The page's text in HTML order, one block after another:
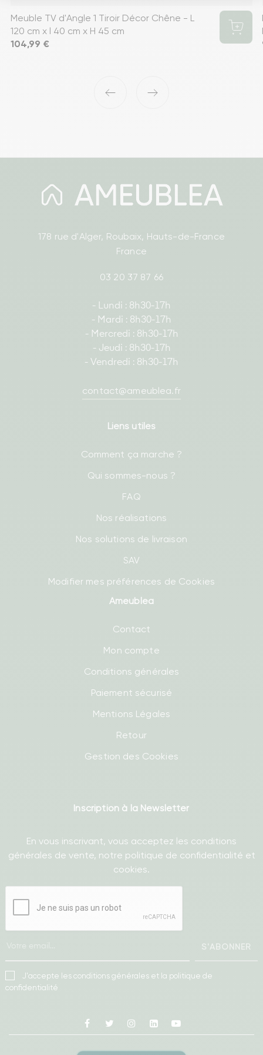
Meuble TV d'Angle 1 Tiroir Décor Chêne - L
120 cm x l 40 cm x H 45 cm
Prix
104,99 €
‹ ›
178 rue d'Alger, Roubaix, Hauts-de-France
France
03 20 37 87 66
- Lundi : 8h30-17h
- Mardi : 8h30-17h
- Mercredi : 8h30-17h
- Jeudi : 8h30-17h
- Vendredi : 8h30-17h
contact@ameublea.fr
Liens utiles
Comment ça marche ?
Qui sommes-nous ?
FAQ
Nos réalisations
Nos solutions de livraison
SAV
Modifier mes préférences de Cookies
Ameublea
Contact
Mon compte
Conditions générales
Paiement sécurisé
Mentions Légales
Retour
Gestion des Cookies
Inscription à la Newsletter
En vous inscrivant, vous acceptez les conditions
générales de vente, notre politique de confidentialité et
cookies.
S'ABONNER
J'accepte les conditions générales et la politique de
confidentialité
Facebook
Twitter InstagramLinkedin